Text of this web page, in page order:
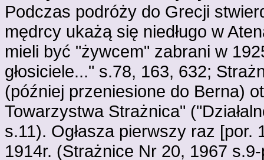
Podczas podróży do Grecji
mędrcy ukażą się niedługo w
mieli być "żywcem" zabrani w
głosiciele..." s.78, 163, 632;
(później przeniesione do Berna)
Towarzystwa Strażnica"
s.11). Ogłasza pierwszy raz
1914r. (Strażnice Nr 20, 1967